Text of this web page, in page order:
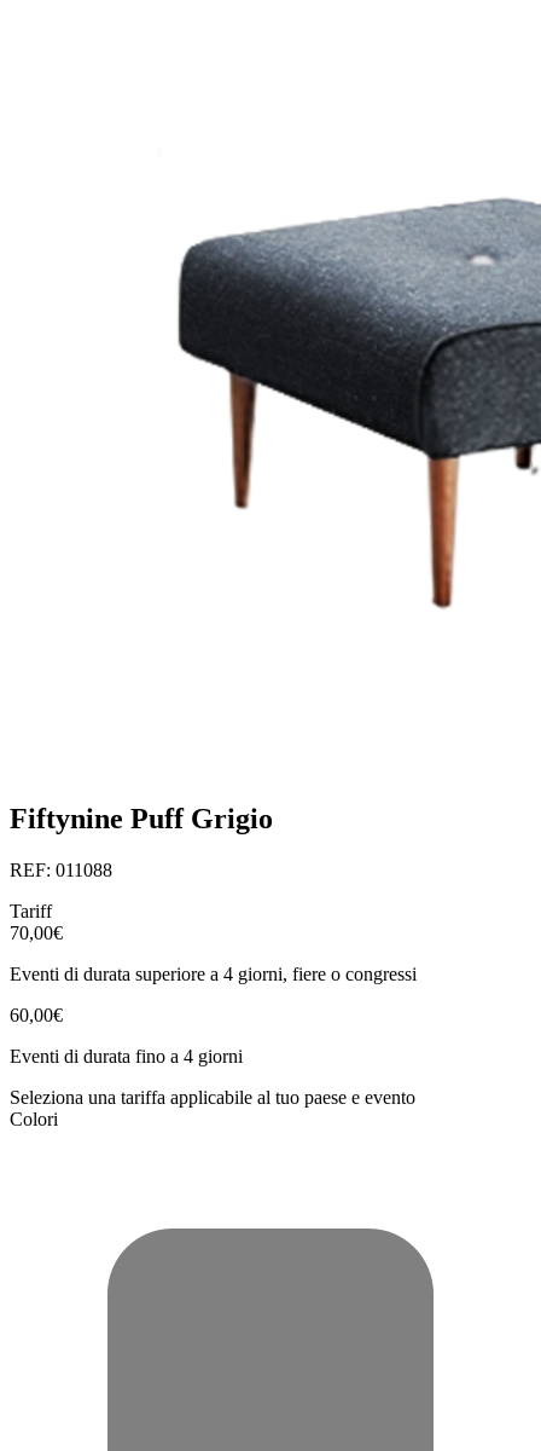
Fiftynine Puff Grigio
REF: 011088
Tariff
70,00€
Eventi di durata superiore a 4 giorni, fiere o congressi
60,00€
Eventi di durata fino a 4 giorni
Seleziona una tariffa applicabile al tuo paese e evento
Colori